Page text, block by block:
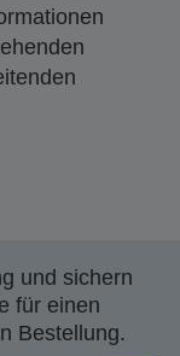
und sichern
für einen
Bestellung.